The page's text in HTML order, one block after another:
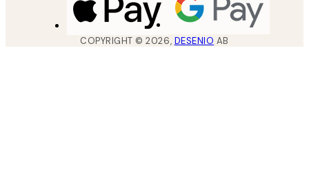
COPYRIGHT ©2026, DESENIO AB